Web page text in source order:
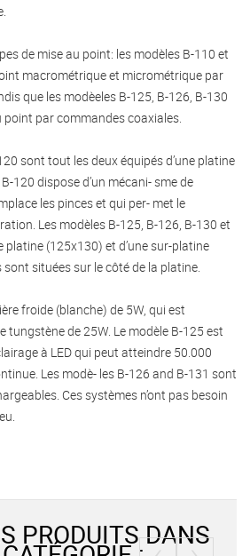
de mise au point: les modèles B-110 et
macrométrique et micrométrique par
que les modèeles B-125, B-126, B-130
par commandes coaxiales.
sont tout les deux équipés d’une platine
120 dispose d’un mécani- sme de
les pinces et qui per- met le
Les modèles B-125, B-126, B-130 et
platine (125x130) et d’une sur-platine
situées sur le côté de la platine.
froide (blanche) de 5W, qui est
tungstène de 25W. Le modèle B-125 est
à LED qui peut atteindre 50.000
Les modè- les B-126 and B-131 sont
Ces systèmes n’ont pas besoin
PRODUITS DANS